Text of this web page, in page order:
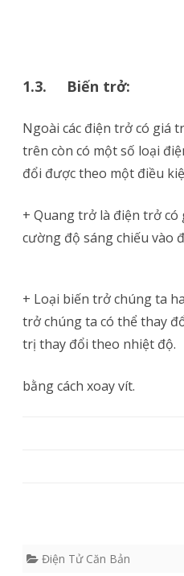
1.3. Biến trở:
Ngoài các điện trở có giá
trên còn có một số loại
đổi được theo một điều
+ Quang trở là điện trở
cường độ sáng chiếu vào
+ Loại biến trở chúng ta
trở chúng ta có thể thay
trị thay đổi theo nhiệt độ.
bằng cách xoay vít.
Điện Tử Căn Bản